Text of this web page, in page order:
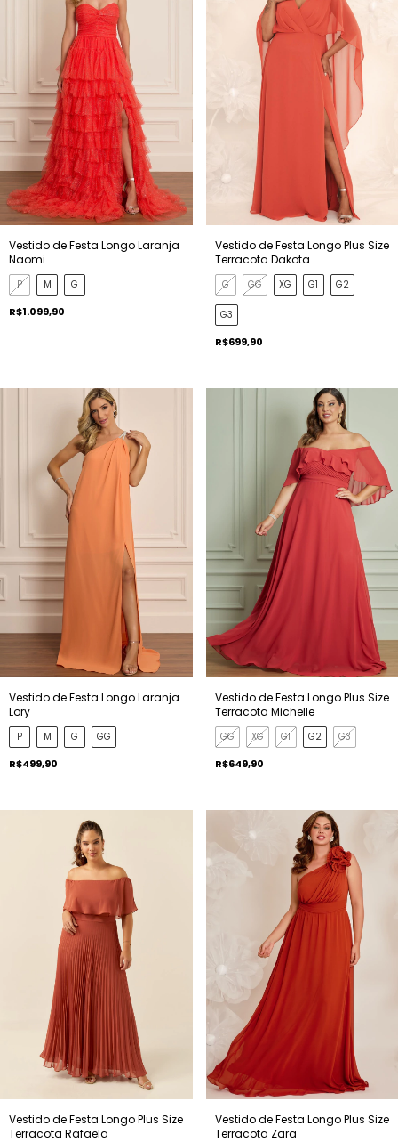
Vestido de Festa Longo Laranja
Naomi
P M G
R$1.099,90
Vestido de Festa Longo Plus Size
Terracota Dakota
G GG XG G1 G2
G3
R$699,90
Vestido de Festa Longo Laranja
Lory
P M G GG
R$499,90
Vestido de Festa Longo Plus Size
Terracota Michelle
GG XG G1 G2 G3
R$649,90
Vestido de Festa Longo Plus Size
Terracota Rafaela
Vestido de Festa Longo Plus Size
Terracota Zara